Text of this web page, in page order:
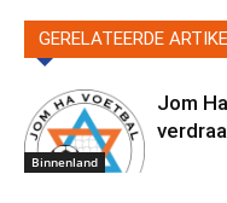
GERELATEERDE
Binnenland
Jom